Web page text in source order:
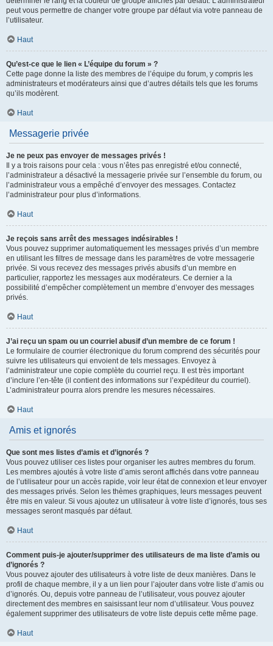
peut vous permettre de changer votre groupe par défaut via votre panneau de
l’utilisateur.
Haut
Qu’est-ce que le lien « L’équipe du forum » ?
Cette page donne la liste des membres de l’équipe du forum, y compris les
administrateurs et modérateurs ainsi que d’autres détails tels que les forums
qu’ils modèrent.
Haut
Messagerie privée
Je ne peux pas envoyer de messages privés !
Il y a trois raisons pour cela : vous n’êtes pas enregistré et/ou connecté,
l’administrateur a désactivé la messagerie privée sur l’ensemble du forum, ou
l’administrateur vous a empêché d’envoyer des messages. Contactez
l’administrateur pour plus d’informations.
Haut
Je reçois sans arrêt des messages indésirables !
Vous pouvez supprimer automatiquement les messages privés d’un membre
en utilisant les filtres de message dans les paramètres de votre messagerie
privée. Si vous recevez des messages privés abusifs d’un membre en
particulier, rapportez les messages aux modérateurs. Ce dernier a la
possibilité d’empêcher complètement un membre d’envoyer des messages
privés.
Haut
J’ai reçu un spam ou un courriel abusif d’un membre de ce forum !
Le formulaire de courrier électronique du forum comprend des sécurités pour
suivre les utilisateurs qui envoient de tels messages. Envoyez à
l’administrateur une copie complète du courriel reçu. Il est très important
d’inclure l’en-tête (il contient des informations sur l’expéditeur du courriel).
L’administrateur pourra alors prendre les mesures nécessaires.
Haut
Amis et ignorés
Que sont mes listes d’amis et d’ignorés ?
Vous pouvez utiliser ces listes pour organiser les autres membres du forum.
Les membres ajoutés à votre liste d’amis seront affichés dans votre panneau
de l’utilisateur pour un accès rapide, voir leur état de connexion et leur envoyer
des messages privés. Selon les thèmes graphiques, leurs messages peuvent
être mis en valeur. Si vous ajoutez un utilisateur à votre liste d’ignorés, tous ses
messages seront masqués par défaut.
Haut
Comment puis-je ajouter/supprimer des utilisateurs de ma liste d’amis ou
d’ignorés ?
Vous pouvez ajouter des utilisateurs à votre liste de deux manières. Dans le
profil de chaque membre, il y a un lien pour l’ajouter dans votre liste d’amis ou
d’ignorés. Ou, depuis votre panneau de l’utilisateur, vous pouvez ajouter
directement des membres en saisissant leur nom d’utilisateur. Vous pouvez
également supprimer des utilisateurs de votre liste depuis cette même page.
Haut